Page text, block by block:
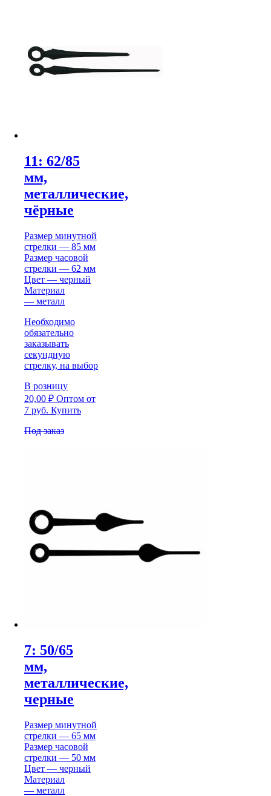
11: 62/85
мм,
металлические,
чёрные
Размер минутной
стрелки — 85 мм
Размер часовой
стрелки — 62 мм
Цвет — черный
Материал
— металл
Необходимо
обязательно
заказывать
секундную
стрелку, на выбор
В розницу
20,00 ₽ Оптом от
7 руб. Купить
Под заказ
7: 50/65
мм,
металлические,
черные
Размер минутной
стрелки — 65 мм
Размер часовой
стрелки — 50 мм
Цвет — черный
Материал
— металл